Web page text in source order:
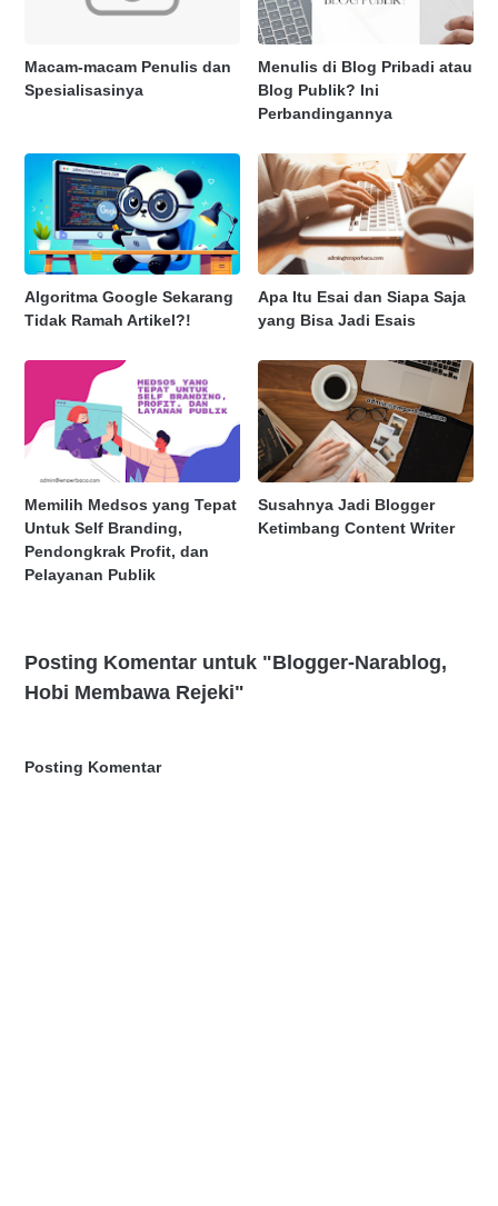
Macam-macam Penulis dan
Spesialisasinya
Menulis di Blog Pribadi atau
Blog Publik? Ini
Perbandingannya
Algoritma Google Sekarang
Tidak Ramah Artikel?!
Apa Itu Esai dan Siapa Saja
yang Bisa Jadi Esais
Memilih Medsos yang Tepat
Untuk Self Branding,
Pendongkrak Profit, dan
Pelayanan Publik
Susahnya Jadi Blogger
Ketimbang Content Writer
Posting Komentar untuk "Blogger-Narablog,
Hobi Membawa Rejeki"
Posting Komentar